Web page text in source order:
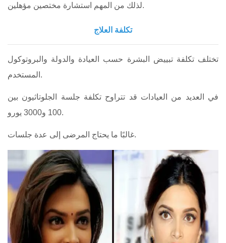
لذلك من المهم استشارة مختصين مؤهلين.
تكلفة العلاج
تختلف تكلفة تبييض البشرة حسب العيادة والدولة والبروتوكول
المستخدم.
في العديد من العيادات قد تتراوح تكلفة جلسة الجلوتاثيون بين
100 و3000 يورو.
غالبًا ما يحتاج المرضى إلى عدة جلسات.